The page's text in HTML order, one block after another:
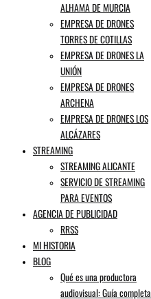
ALHAMA DE MURCIA
EMPRESA DE DRONES
TORRES DE COTILLAS
EMPRESA DE DRONES LA
UNIÓN
EMPRESA DE DRONES
ARCHENA
EMPRESA DE DRONES LOS
ALCÁZARES
STREAMING
STREAMING ALICANTE
SERVICIO DE STREAMING
PARA EVENTOS
AGENCIA DE PUBLICIDAD
RRSS
MI HISTORIA
BLOG
Qué es una productora
audiovisual: Guía completa